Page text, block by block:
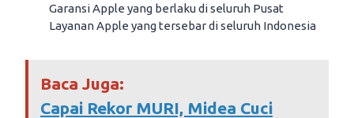
Garansi Apple yang berlaku di seluruh Pusat
Layanan Apple yang tersebar di seluruh Indonesia
Baca Juga:
Capai Rekor MURI, Midea Cuci